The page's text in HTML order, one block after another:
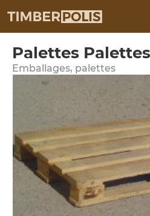
Palettes
Emballages, palettes